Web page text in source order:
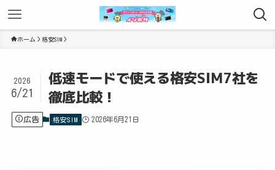
ホーム 格安SIM
低速モードで使える格安SIM7社を
徹底比較！
2026
6/21
広告 格安SIM 2026年6月21日